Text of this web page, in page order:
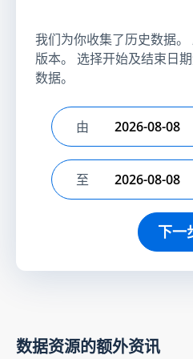
我们为你收集了历史数据
版本。 选择开始及结束日
数据。
选择开始日期
由
选择结束日期
至
下一
数据资源的额外资讯